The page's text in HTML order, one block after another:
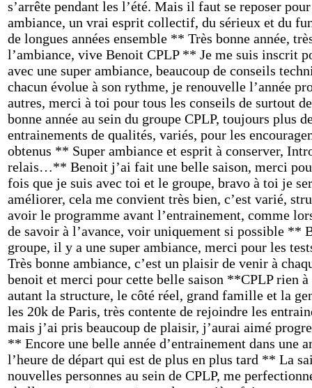
s’arrête pendant les l’été. Mais il faut se reposer
ambiance, un vrai esprit collectif, du sérieux et du
de longues années ensemble ** Très bonne année,
l’ambiance, vive Benoit CPLP ** Je me suis inscrit
avec une super ambiance, beaucoup de conseils
chacun évolue à son rythme, je renouvelle l’année
autres, merci à toi pour tous les conseils de surtout
bonne année au sein du groupe CPLP, toujours plus
entrainements de qualités, variés, pour les
obtenus ** Super ambiance et esprit à conserver,
relais…** Benoit j’ai fait une belle saison, merci
fois que je suis avec toi et le groupe, bravo à toi je
améliorer, cela me convient très bien, c’est varié,
avoir le programme avant l’entrainement, comme
de savoir à l’avance, voir uniquement si possible **
groupe, il y a une super ambiance, merci pour les
Très bonne ambiance, c’est un plaisir de venir à
benoit et merci pour cette belle saison **CPLP rien
autant la structure, le côté réel, grand famille et la
les 20k de Paris, très contente de rejoindre les
mais j’ai pris beaucoup de plaisir, j’aurai aimé
** Encore une belle année d’entrainement dans une
l’heure de départ qui est de plus en plus tard ** La
nouvelles personnes au sein de CPLP, me